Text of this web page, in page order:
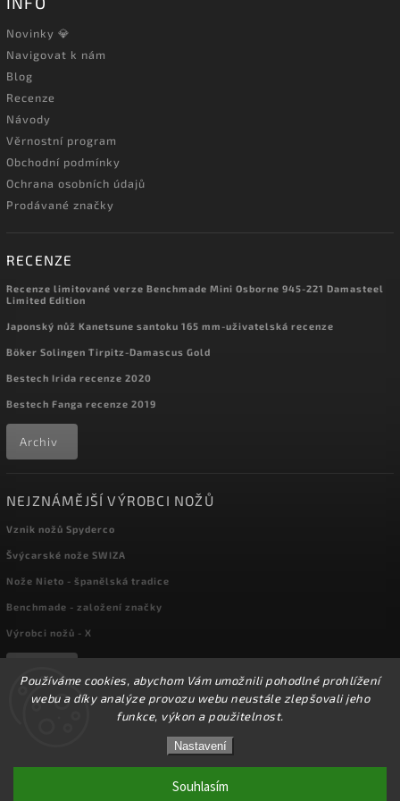
Používáme cookies, abychom Vám umožnili pohodlné prohlížení
webu a díky analýze provozu webu neustále zlepšovali jeho
funkce, výkon a použitelnost.
Nastavení
Souhlasím
☀️Ve dnech 3-14.8 2026 máme zavřeno z důvodu
DOVOLENÉ. Eshop zůstává v provozu, objednávky
budeme zpracovávat v pondělí 17.8.2026. Děkujeme za
pochopení.☀️
Novinky 💎
Navigovat k nám
Blog
Recenze
Návody
Věrnostní program
Obchodní podmínky
Ochrana osobních údajů
Prodávané značky
RECENZE
Recenze limitované verze Benchmade Mini Osborne 945-221 Damasteel
Limited Edition
Japonský nůž Kanetsune santoku 165 mm-uživatelská recenze
Böker Solingen Tirpitz-Damascus Gold
Bestech Irida recenze 2020
Bestech Fanga recenze 2019
Archiv
NEJZNÁMĚJŠÍ VÝROBCI NOŽŮ
Vznik nožů Spyderco
Švýcarské nože SWIZA
Nože Nieto - španělská tradice
Benchmade - založení značky
Výrobci nožů - X
kapesni-noze.cz
Upravit nastavení cookies